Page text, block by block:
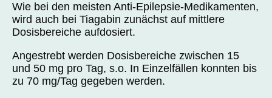
Wie bei den meisten Anti-Epilepsie-Medikamenten,
wird auch bei Tiagabin zunächst auf mittlere
Dosisbereiche aufdosiert.
Angestrebt werden Dosisbereiche zwischen 15
und 50 mg pro Tag, s.o. In Einzelfällen konnten bis
zu 70 mg/Tag gegeben werden.